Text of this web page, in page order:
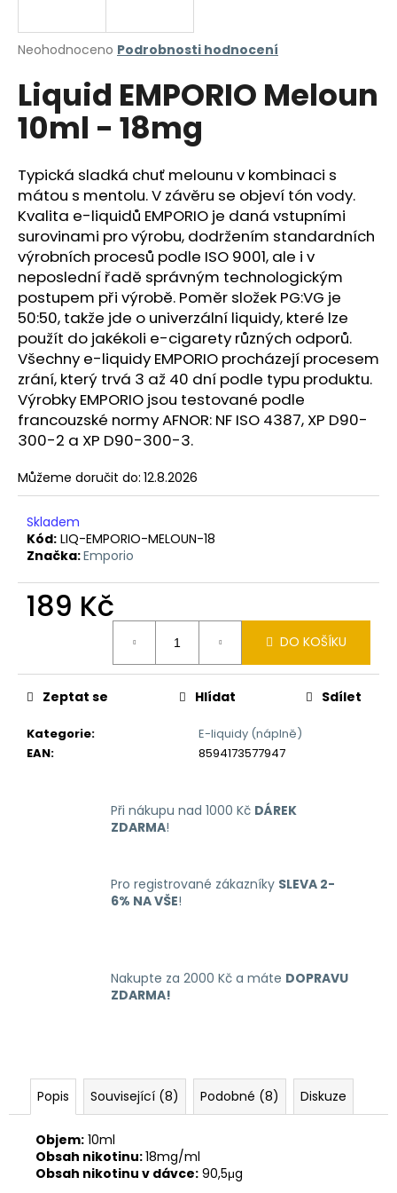
Průměrné
produktu
je
0,0
hvězdiček.
Neohodnoceno Podrobnosti hodnocení
Liquid EMPORIO Meloun
10ml - 18mg
Typická sladká chuť melounu v kombinaci s
mátou s mentolu. V závěru se objeví tón vody.
Kvalita e-liquidů EMPORIO je daná vstupními
surovinami pro výrobu, dodržením standardních
výrobních procesů podle ISO 9001, ale i v
neposlední řadě správným technologickým
postupem při výrobě. Poměr složek PG:VG je
50:50, takže jde o univerzální liquidy, které lze
použít do jakékoli e-cigarety různých odporů.
Všechny e-liquidy EMPORIO procházejí procesem
zrání, který trvá 3 až 40 dní podle typu produktu.
Výrobky EMPORIO jsou testované podle
francouzské normy AFNOR: NF ISO 4387, XP D90-
300-2 a XP D90-300-3.
Můžeme doručit do: 12.8.2026
Skladem
Kód: LIQ-EMPORIO-MELOUN-18
Značka:Emporio
189 Kč
DO KOŠÍKU
Kategorie:
E-liquidy (náplně)
EAN: 8594173577947
Zeptat se Hlídat Sdílet
Při nákupu nad 1000 Kč DÁREK
ZDARMA!
Pro registrované zákazníky SLEVA 2-
6% NA VŠE!
Nakupte za 2000 Kč a máte DOPRAVU
ZDARMA!
Popis Související (8) Podobné (8) Diskuze
Objem: 10ml
Obsah nikotinu:18mg/ml
Obsah nikotinu v dávce: 90,5μg
j
t
?
HLEDAT
D
o
p
o
r
u
č
u
j
m
e
LIQUID
LIQUA
AMERICAN
BLEND
10ML-
TABÁK)
198